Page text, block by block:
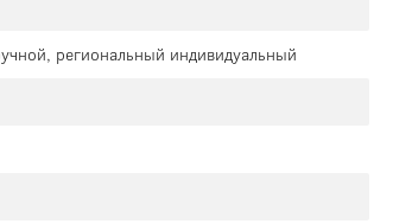
региональный индивидуальный